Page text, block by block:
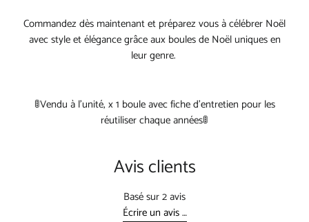
Commandez dès maintenant et préparez vous à célébrer Noël
avec style et élégance grâce aux boules de Noël uniques en
leur genre.
🚦Vendu à l’unité, x 1 boule avec fiche d’entretien pour les
réutiliser chaque années🚦
Avis clients
Basé sur 2 avis
Écrire un avis …